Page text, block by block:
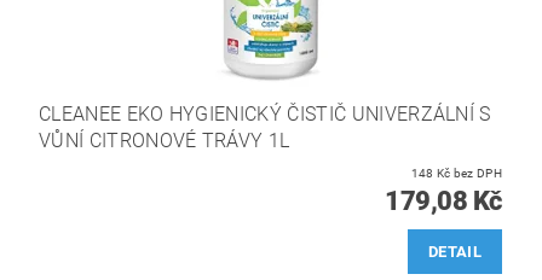
CLEANEE EKO HYGIENICKÝ ČISTIČ UNIVERZÁLNÍ S
VŮNÍ CITRONOVÉ TRÁVY 1L
148 Kč bez DPH
179,08 Kč
DETAIL